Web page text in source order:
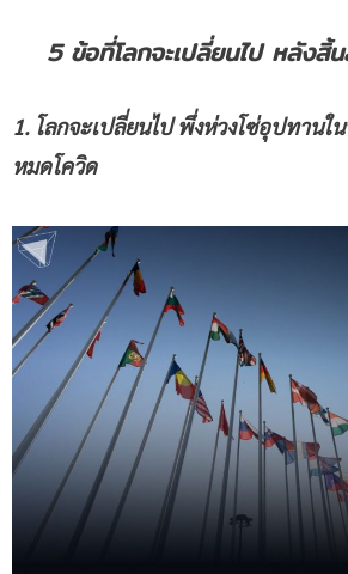
5 ข้อที่โลกจะเปลี่ยนไป หลังสิ้
1. โลกจะเปลี่ยนไป พึ่งห่วงโซ่อุปทานใ
หมดโควิด